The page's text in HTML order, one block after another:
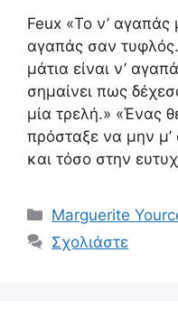
Feux «Το ν’ αγαπάς
αγαπάς σαν
μάτια είναι ν’
σημαίνει πως
μία τρελή.» «Ένας
πρόσταξε να μην
και τόσο στην
Κατηγορίες
Marguerite
Σχολιάστε